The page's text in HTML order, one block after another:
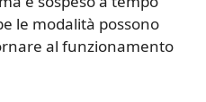
le modalità possono
al funzionamento